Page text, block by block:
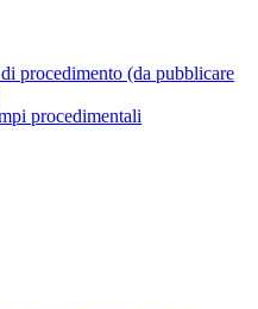
procedimento (da pubblicare
procedimentali